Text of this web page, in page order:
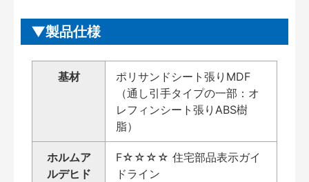
製品仕様
基材
ポリサンドシート張りMDF
（通し引手タイプの一部：オ
レフィンシート張りABS樹
脂）
ホルムア
ルデヒド
F☆☆☆☆ 住宅部品表示ガイ
ドライン